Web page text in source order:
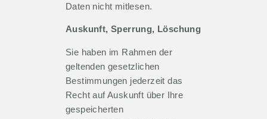
Daten nicht mitlesen.
Auskunft, Sperrung, Löschung
Sie haben im Rahmen der
geltenden gesetzlichen
Bestimmungen jederzeit das
Recht auf Auskunft über Ihre
gespeicherten